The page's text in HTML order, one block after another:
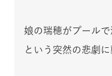
娘の瑞穂がプール
という 突然の悲劇